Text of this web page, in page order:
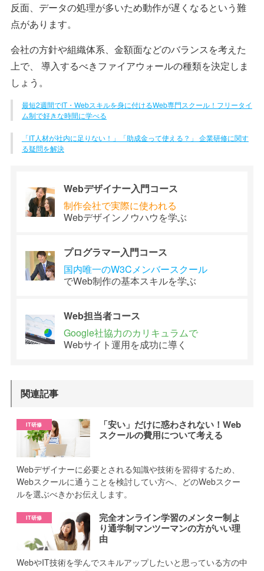
反面、データの処理が多いため動作が遅くなるという難
点があります。
会社の方針や組織体系、金額面などのバランスを考えた
上で、 導入するべきファイアウォールの種類を決定しま
しょう。
最短2週間でIT・Webスキルを身に付けるWeb専門スクール！フリータイ
ム制で好きな時間に学べる
「IT人材が社内に足りない！」「助成金って使える？」 企業研修に関す
る疑問を解決
Webデザイナー入門コース
制作会社で実際に使われる
Webデザインノウハウを学ぶ
プログラマー入門コース
国内唯一のW3Cメンバースクール
でWeb制作の基本スキルを学ぶ
Web担当者コース
Google社協力のカリキュラムで
Webサイト運用を成功に導く
関連記事
「安い」だけに惑わされない！Web
スクールの費用について考える
Webデザイナーに必要とされる知識や技術を習得するため、
Webスクールに通うことを検討してい方へ、どのWebスクー
ルを選ぶべきかお伝えします。
完全オンライン学習のメンター制よ
り通学制マンツーマンの方がいい理
由
WebやIT技術を学んでスキルアップしたいと思っている方の中